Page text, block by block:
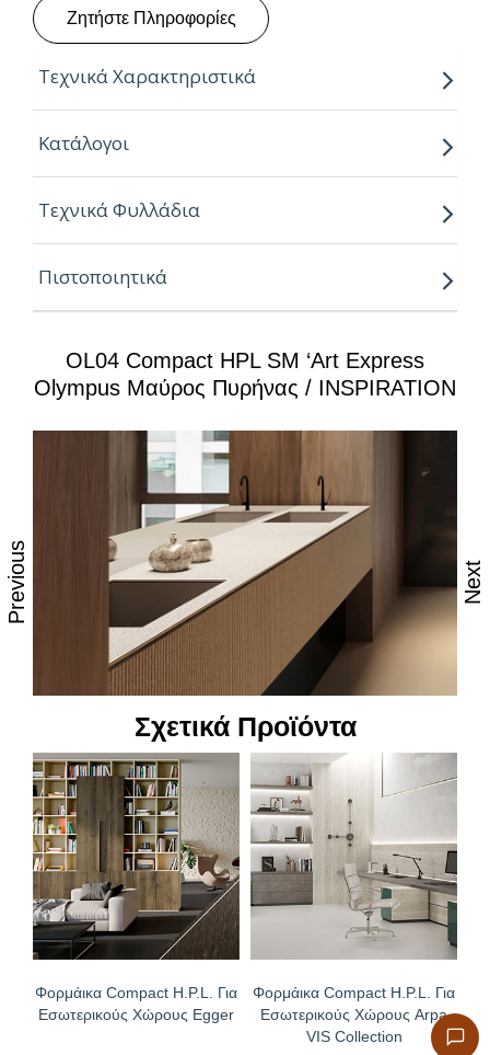
Ζητήστε Πληροφορίες
Τεχνικά Χαρακτηριστικά
Πάχη:
12mm
Διαστάσεις:
4200mm X 1400mm
Κατάλογοι
Τεχνικά Φυλλάδια
Πιστοποιητικά
OL04 Compact HPL SM ‘art Express
Olympus Μαύρος Πυρήνας / INSPIRATION
Previous Next
Σχετικά Προϊόντα
Φορμάικα Compact H.P.L. Για
Εσωτερικούς Χώρους Egger
Φορμάικα Compact H.P.L. Για
Εσωτερικούς Χώρους Arpa
VIS Collection